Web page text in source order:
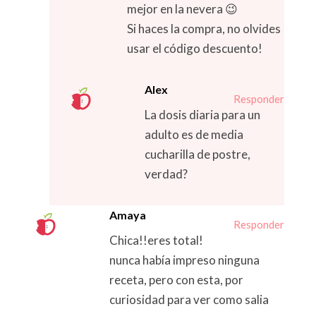
mejor en la nevera 😉
Si haces la compra, no olvides
usar el código descuento!
Responder
Alex
La dosis diaria para un
adulto es de media
cucharilla de postre,
verdad?
Responder
Amaya
Chica!!eres total!
nunca había impreso ninguna
receta, pero con esta, por
curiosidad para ver como salia